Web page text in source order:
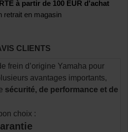
à partir de 100 EUR d'achat
retrait en magasin
CLIENTS
frein d’origine Yamaha pour
avantages importants,
sécurité, de performance et de
choix :